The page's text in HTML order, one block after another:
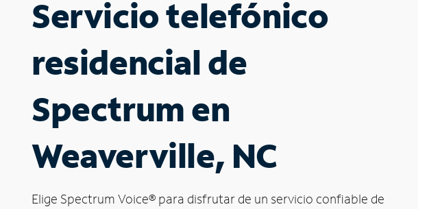
Servicio telefónico
residencial de
Spectrum en
Weaverville, NC
Elige Spectrum Voice® para disfrutar de un servicio confiable de